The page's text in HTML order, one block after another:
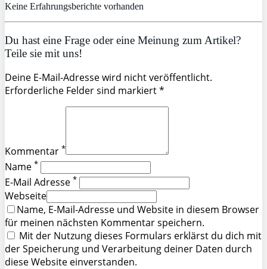
Keine Erfahrungsberichte vorhanden
Du hast eine Frage oder eine Meinung zum Artikel?
Teile sie mit uns!
Deine E-Mail-Adresse wird nicht veröffentlicht.
Erforderliche Felder sind markiert *
Kommentar *
Name *
E-Mail Adresse *
Webseite
Name, E-Mail-Adresse und Website in diesem Browser
für meinen nächsten Kommentar speichern.
Mit der Nutzung dieses Formulars erklärst du dich mit
der Speicherung und Verarbeitung deiner Daten durch
diese Website einverstanden.